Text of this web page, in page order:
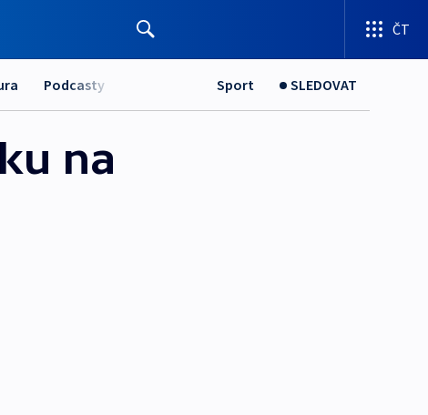
ČT
Podcasty Sport SLEDOVAT
na